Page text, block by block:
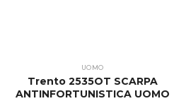
UOMO
Trento 2535OT SCARPA
ANTINFORTUNISTICA UOMO